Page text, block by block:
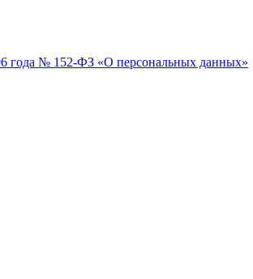
года № 152-ФЗ «О персональных данных»